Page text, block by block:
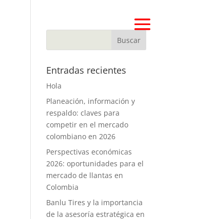
Entradas recientes
Hola
Planeación, información y
respaldo: claves para
competir en el mercado
colombiano en 2026
Perspectivas económicas
2026: oportunidades para el
mercado de llantas en
Colombia
Banlu Tires y la importancia
de la asesoría estratégica en